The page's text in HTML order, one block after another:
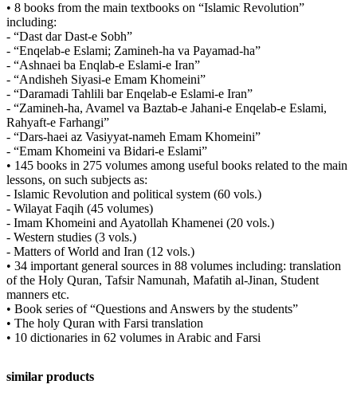
• 8 books from the main textbooks on “Islamic Revolution”
including:
- “Dast dar Dast-e Sobh”
- “Enqelab-e Eslami; Zamineh-ha va Payamad-ha”
- “Ashnaei ba Enqlab-e Eslami-e Iran”
- “Andisheh Siyasi-e Emam Khomeini”
- “Daramadi Tahlili bar Enqelab-e Eslami-e Iran”
- “Zamineh-ha, Avamel va Baztab-e Jahani-e Enqelab-e Eslami,
Rahyaft-e Farhangi”
- “Dars-haei az Vasiyyat-nameh Emam Khomeini”
- “Emam Khomeini va Bidari-e Eslami”
• 145 books in 275 volumes among useful books related to the main
lessons, on such subjects as:
- Islamic Revolution and political system (60 vols.)
- Wilayat Faqih (45 volumes)
- Imam Khomeini and Ayatollah Khamenei (20 vols.)
- Western studies (3 vols.)
- Matters of World and Iran (12 vols.)
• 34 important general sources in 88 volumes including: translation
of the Holy Quran, Tafsir Namunah, Mafatih al-Jinan, Student
manners etc.
• Book series of “Questions and Answers by the students”
• The holy Quran with Farsi translation
• 10 dictionaries in 62 volumes in Arabic and Farsi
similar products